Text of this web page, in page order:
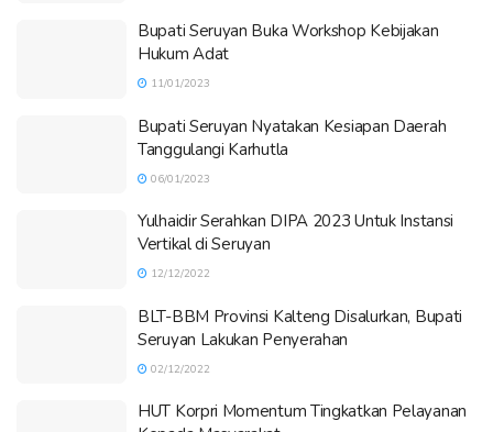
Bupati Seruyan Buka Workshop Kebijakan
Hukum Adat
11/01/2023
Bupati Seruyan Nyatakan Kesiapan Daerah
Tanggulangi Karhutla
06/01/2023
Yulhaidir Serahkan DIPA 2023 Untuk Instansi
Vertikal di Seruyan
12/12/2022
BLT-BBM Provinsi Kalteng Disalurkan, Bupati
Seruyan Lakukan Penyerahan
02/12/2022
HUT Korpri Momentum Tingkatkan Pelayanan